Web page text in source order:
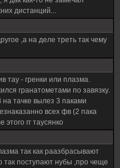
дистанций...
,а на деле треть так чему
тау - гренки или плазма.
гранатометами по завязку.
тачке вылез 3 паками
всех фв (2 пака
гг таусянко
так как раазбрасывают
так поступают нубы ,про чеще